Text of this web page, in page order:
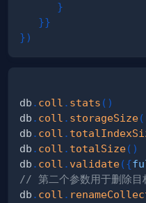
}
}}
})
db . coll . stats ( )
db . coll . storageSize(
db . coll .
db . coll . totalSize( )
db . coll . validate({
// 第二个参数用于删除目
db . coll .